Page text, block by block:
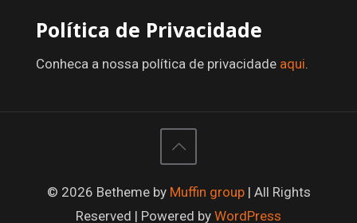
Política de Privacidade
Conheca a nossa política de privacidade aqui.
© 2026 Betheme by Muffin group| All Rights
Reserved | Powered by WordPress